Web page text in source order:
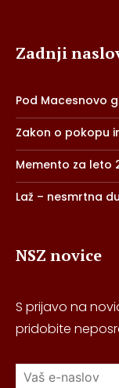
Zadnji
Pod Macesnovo
Zakon o pokopu
Memento za leto
Laž – nesmrtna
NSZ novice
S prijavo na
pridobite